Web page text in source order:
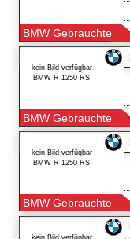
BMW Gebrauchte
kein Bild verfügbar
BMW R 1250 RS
BMW Gebrauchte
kein Bild verfügbar
BMW R 1250 RS
BMW Gebrauchte
kein Bild verfügbar